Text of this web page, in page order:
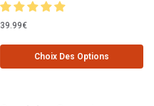
39.99€
Choix Des Options